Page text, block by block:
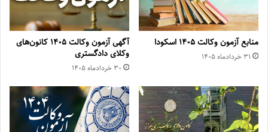
منابع آزمون وکالت ۱۴۰۵ اسکودا
۳۱ خرداد‌ماه ۱۴۰۵
آگهی آزمون وکالت ۱۴۰۵ کانون‌های
وکلای دادگستری
۳۰ خرداد‌ماه ۱۴۰۵